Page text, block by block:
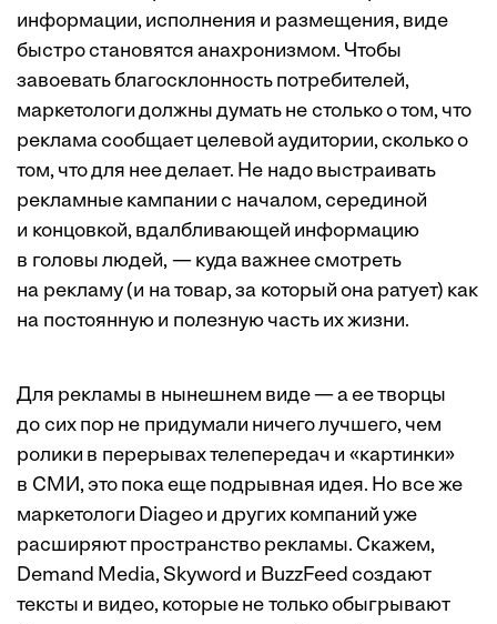
информации, исполнения и размещения, виде
быстро становятся анахронизмом. Чтобы
завоевать благосклонность потребителей,
маркетологи должны думать не столько о том, что
реклама сообщает целевой аудитории, сколько о
том, что для нее делает. Не надо выстраивать
рекламные кампании с началом, серединой
и концовкой, вдалбливающей информацию
в головы людей, — куда важнее смотреть
на рекламу (и на товар, за который она ратует) как
на постоянную и полезную часть их жизни.
Для рекламы в нынешнем виде — а ее творцы
до сих пор не придумали ничего лучшего, чем
ролики в перерывах телепередач и «картинки»
в СМИ, это пока еще подрывная идея. Но все же
маркетологи Diageo и других компаний уже
расширяют пространство рекламы. Скажем,
Demand Media, Skyword и BuzzFeed создают
тексты и видео, которые не только обыгрывают